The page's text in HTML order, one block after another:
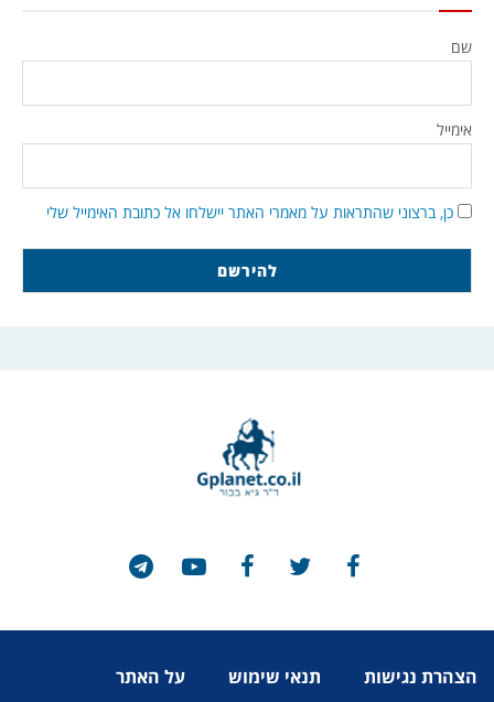
שם
אימייל
כן, ברצוני שהתראות על מאמרי האתר יישלחו אל כתובת האימייל שלי
הצהרת נגישות תנאי שימוש על האתר